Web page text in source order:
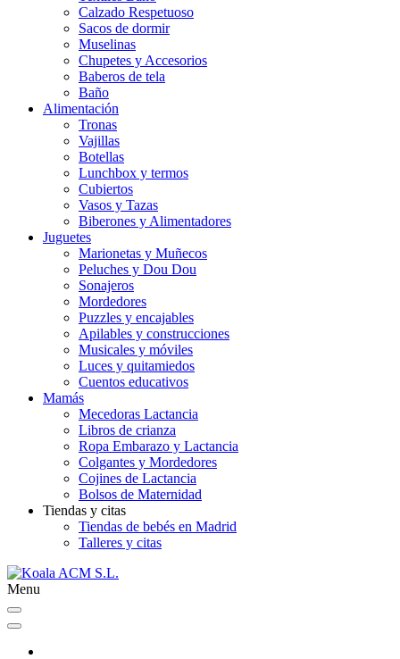
Calzado Respetuoso
Sacos de dormir
Muselinas
Chupetes y Accesorios
Baberos de tela
Baño
Alimentación
Tronas
Vajillas
Botellas
Lunchbox y termos
Cubiertos
Vasos y Tazas
Biberones y Alimentadores
Juguetes
Marionetas y Muñecos
Peluches y Dou Dou
Sonajeros
Mordedores
Puzzles y encajables
Apilables y construcciones
Musicales y móviles
Luces y quitamiedos
Cuentos educativos
Mamás
Mecedoras Lactancia
Libros de crianza
Ropa Embarazo y Lactancia
Colgantes y Mordedores
Cojines de Lactancia
Bolsos de Maternidad
Tiendas y citas
Tiendas de bebés en Madrid
Talleres y citas
Menu